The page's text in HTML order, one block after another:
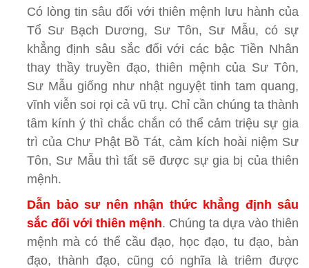
Có lòng tin sâu đối với thiên mệnh lưu hành của
Tổ Sư Bạch Dương, Sư Tôn, Sư Mẫu, có sự
khẳng định sâu sắc đối với các bậc Tiền Nhân
thay thầy truyền đạo, thiên mệnh của Sư Tôn,
Sư Mẫu giống như nhật nguyệt tinh tam quang,
vĩnh viễn soi rọi cả vũ trụ. Chỉ cần chúng ta thành
tâm kính ý thì chắc chắn có thể cảm triệu sự gia
trì của Chư Phật Bồ Tát, cảm kích hoài niệm Sư
Tôn, Sư Mẫu thì tất sẽ được sự gia bị của thiên
mệnh.
Dẫn bảo sư nên nhận thức khẳng định sâu
sắc đối với thiên mệnh. Chúng ta dựa vào thiên
mệnh mà có thể cầu đạo, học đạo, tu đạo, bàn
đạo, thành đạo, cũng có nghĩa là triêm được